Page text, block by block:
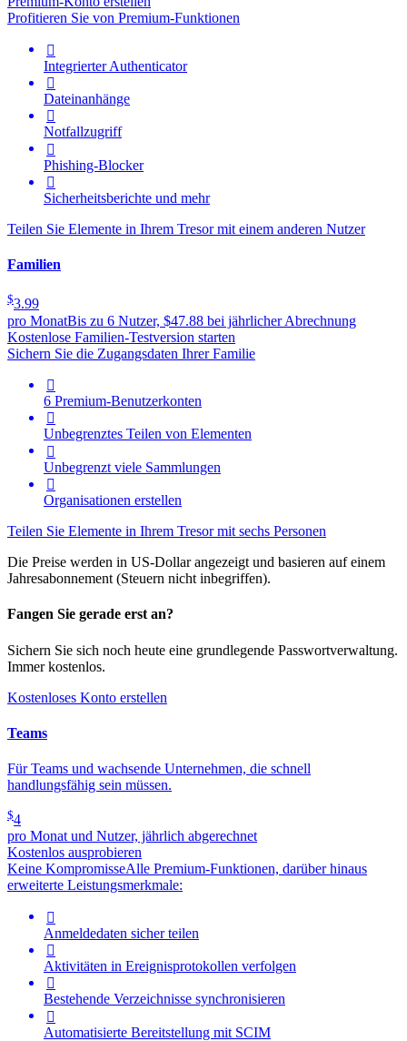
Profitieren Sie von Premium-Funktionen

Integrierter Authenticator

Dateinanhänge

Notfallzugriff

Phishing-Blocker

Sicherheitsberichte und mehr
Teilen Sie Elemente in Ihrem Tresor mit einem anderen Nutzer
Familien
$3.99
pro MonatBis zu 6 Nutzer, $47.88 bei jährlicher Abrechnung
Kostenlose Familien-Testversion starten
Sichern Sie die Zugangsdaten Ihrer Familie

6 Premium-Benutzerkonten

Unbegrenztes Teilen von Elementen

Unbegrenzt viele Sammlungen

Organisationen erstellen
Teilen Sie Elemente in Ihrem Tresor mit sechs Personen
Die Preise werden in US-Dollar angezeigt und basieren auf einem
Jahresabonnement (Steuern nicht inbegriffen).
Fangen Sie gerade erst an?
Sichern Sie sich noch heute eine grundlegende Passwortverwaltung.
Immer kostenlos.
Kostenloses Konto erstellen
Teams
Für Teams und wachsende Unternehmen, die schnell
handlungsfähig sein müssen.
$4
pro Monat und Nutzer, jährlich abgerechnet
Kostenlos ausprobieren
Keine KompromisseAlle Premium-Funktionen, darüber hinaus
erweiterte Leistungsmerkmale:

Anmeldedaten sicher teilen

Aktivitäten in Ereignisprotokollen verfolgen

Bestehende Verzeichnisse synchronisieren

Automatisierte Bereitstellung mit SCIM